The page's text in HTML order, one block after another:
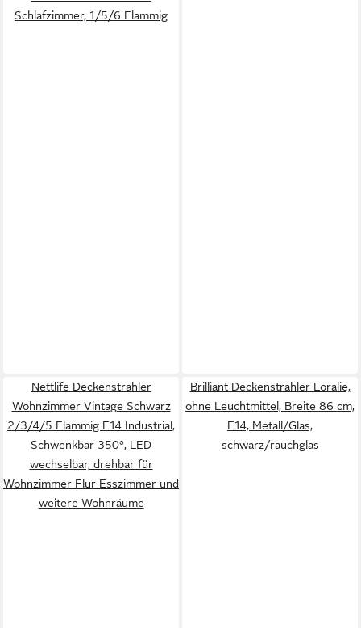
Schlafzimmer, 1/5/6 Flammig
Nettlife Deckenstrahler
Wohnzimmer Vintage Schwarz
2/3/4/5 Flammig E14 Industrial,
Schwenkbar 350°, LED
wechselbar, drehbar für
Wohnzimmer Flur Esszimmer und
weitere Wohnräume
Brilliant Deckenstrahler Loralie,
ohne Leuchtmittel, Breite 86 cm,
E14, Metall/Glas,
schwarz/rauchglas